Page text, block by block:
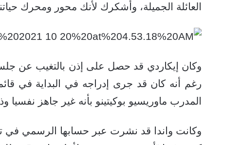
العائلة الجميلة، وأشكرك لأنك محور ومحرك
وكان إيكاردي قد حصل على إذن بالتغيب عن
رغم أنه كان قد جرى إدراجه في البداية في
المدرب ماوريسيو بوكيتينو بأنه غير جاهز نفسيا
وكانت واندا قد نشرت عبر حسابها الرسمي في